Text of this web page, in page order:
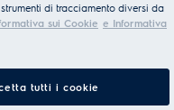
di tracciamento diversi da
sui Cookie e Informativa
tutti i cookie